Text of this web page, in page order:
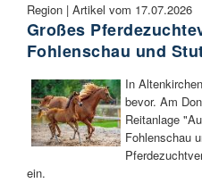
Region | Artikel vom 17.07.2026
Großes
Fohlenschau und
In
bevor. Am
Reitanlage
Fohlenschau
ein.